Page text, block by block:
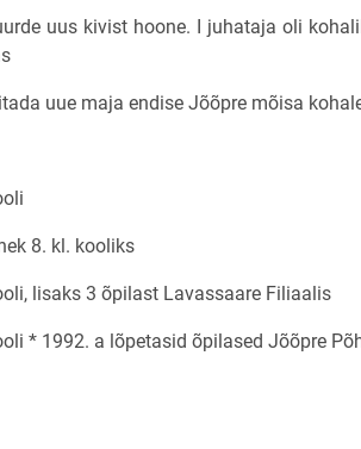
uus kivist hoone. I juhataja oli
uue maja endise Jõõpre mõisa
8. kl. kooliks
lisaks 3 õpilast Lavassaare Filiaalis
* 1992. a lõpetasid õpilased Jõõpre